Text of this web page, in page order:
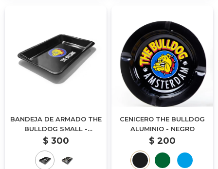
BANDEJA DE ARMADO THE
BULLDOG SMALL -
MODELO 1
$ 300
CENICERO THE BULLDOG
ALUMINIO - NEGRO
$ 200